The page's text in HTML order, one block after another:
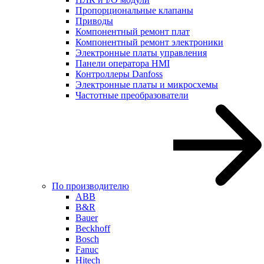
Пропорциональные клапаны
Приводы
Компонентный ремонт плат
Компонентный ремонт электроники
Электронные платы управления
Панели оператора HMI
Контроллеры Danfoss
Электронные платы и микросхемы
Частотные преобразователи
По производителю
ABB
B&R
Bauer
Beckhoff
Bosch
Fanuc
Hitech